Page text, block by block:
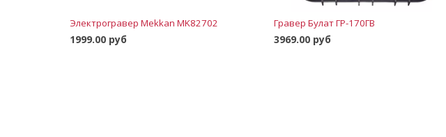
Электрогравер Mekkan MK82702
1999.00 руб
Гравер Булат ГР-170ГВ
3969.00 руб